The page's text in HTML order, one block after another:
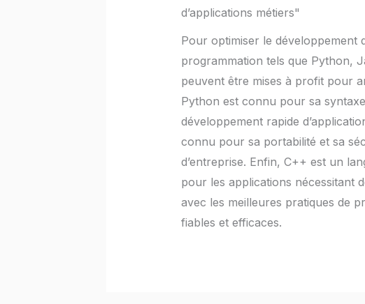
d’applications métiers"
Pour optimiser le développement
programmation tels que Python,
peuvent être mises à profit pour
Python est connu pour sa
développement rapide
connu pour sa portabilité et sa
d’entreprise. Enfin, C++ est un
pour les applications nécessitant
avec les meilleures pratiques de
fiables et efficaces.